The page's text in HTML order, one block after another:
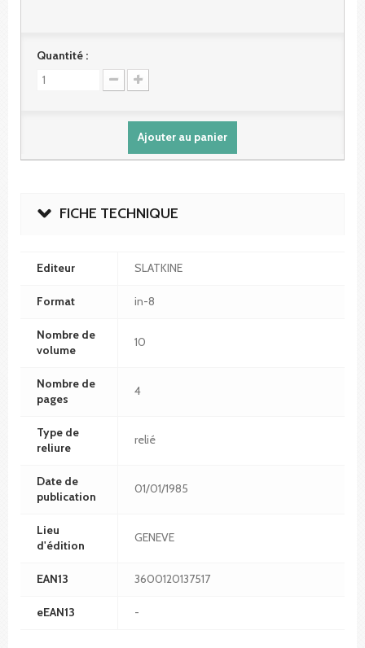
Quantité :
Ajouter au panier
FICHE TECHNIQUE
Editeur SLATKINE
Format in-8
Nombre de
volume
10
Nombre de
pages
4
Type de
reliure
relié
Date de
publication
01/01/1985
Lieu
d'édition
GENEVE
EAN13 3600120137517
eEAN13 -